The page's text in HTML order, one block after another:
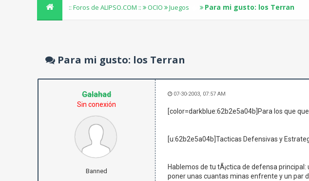
:: Foros de ALIPSO.COM :: OCIO Juegos Para mi gusto: los Terran
Para mi gusto: los Terran
Galahad
Sin conexión
Banned
07-30-2003, 07:57 AM
[color=darkblue:62b2e5a04b]Para los que
[u:62b2e5a04b]Tacticas Defensivas y
Hablemos de tu tÃ¡ctica de defensa
poner unas cuantas minas enfrente y un par